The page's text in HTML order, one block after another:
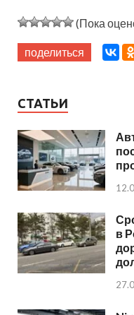
(Пока
поделиться
СТАТЬИ
в